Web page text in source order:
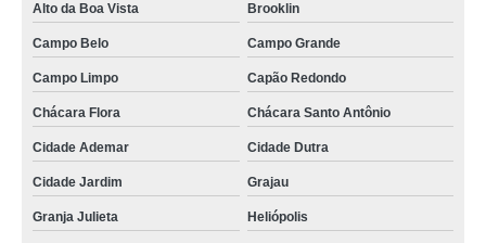
qual o preço de rack ti metálico data center Guararema
rack ti suspenso valor Penha
rack metálico de ti Costa Barros
rack de ti data center Bom Retiro
projeto para rack de ti data center Franca
projeto para rack ti de aluminio Jardim Novo Mundo
Alto da Boa Vista Brooklin
Campo Belo Campo Grande
Campo Limpo Capão Redondo
Chácara Flora Chácara Santo Antônio
Cidade Ademar Cidade Dutra
Cidade Jardim Grajau
Granja Julieta Heliópolis